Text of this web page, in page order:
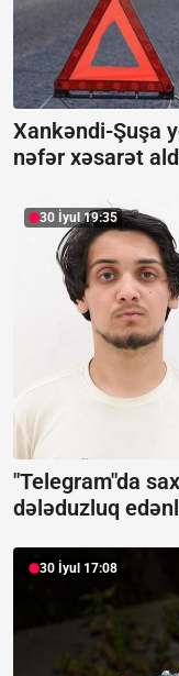
Xankəndi-Şuşa
nəfər xəsarət
30 İyul 19:35
"Telegram"da
dələduzluq
30 İyul 17:08